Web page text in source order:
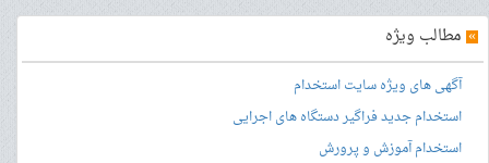
» مطالب ویژه
آگهی های ویژه سایت استخدام
استخدام جدید فراگیر دستگاه های اجرایی
استخدام آموزش و پرورش